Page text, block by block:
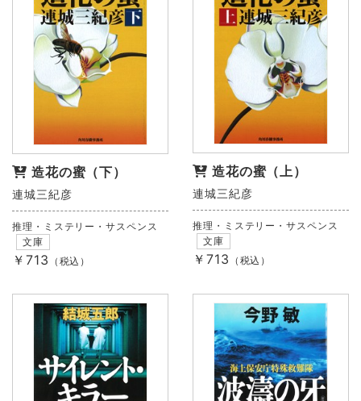
造花の蜜（下）
連城三紀彦
推理・ミステリー・サスペンス
文庫
￥713 （税込）
造花の蜜（上）
連城三紀彦
推理・ミステリー・サスペンス
文庫
￥713 （税込）